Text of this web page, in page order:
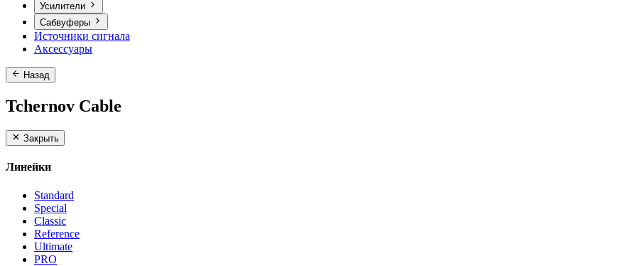
Усилители
Сабвуферы
Источники сигнала
Аксессуары
Назад
Tchernov Cable
Закрыть
Линейки
Standard
Special
Classic
Reference
Ultimate
PRO